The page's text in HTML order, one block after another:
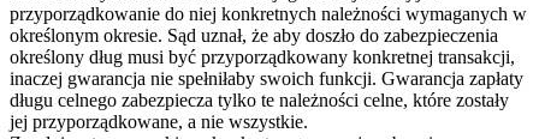
przyporządkowanie do niej konkretnych należności wymaganych w
określonym okresie. Sąd uznał, że aby doszło do zabezpieczenia
określony dług musi być przyporządkowany konkretnej transakcji,
inaczej gwarancja nie spełniłaby swoich funkcji. Gwarancja zapłaty
długu celnego zabezpiecza tylko te należności celne, które zostały
jej przyporządkowane, a nie wszystkie.